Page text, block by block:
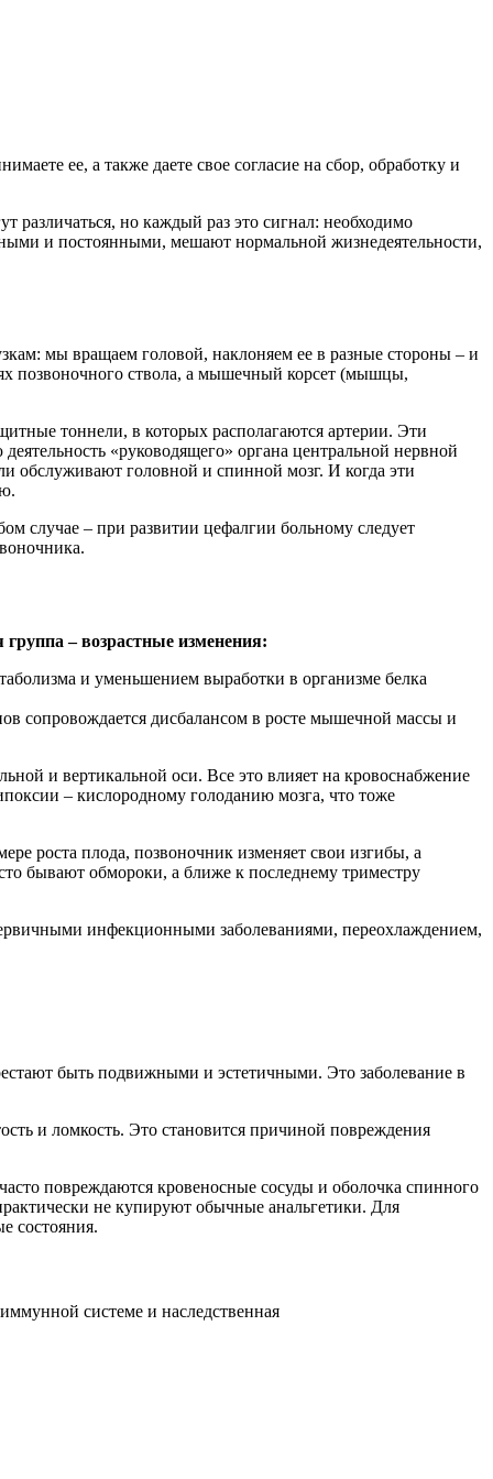
ее, а также даете свое согласие на сбор, обработку и
различаться, но каждый раз это сигнал: необходимо
и постоянными, мешают нормальной жизнедеятельности,
мы вращаем головой, наклоняем ее в разные стороны – и
позвоночного ствола, а мышечный корсет (мышцы,
тоннели, в которых располагаются артерии. Эти
«руководящего» органа центральной нервной
обслуживают головной и спинной мозг. И когда эти
случае – при развитии цефалгии больному следует
группа – возрастные изменения:
и уменьшением выработки в организме белка
сопровождается дисбалансом в росте мышечной массы и
и вертикальной оси. Все это влияет на кровоснабжение
– кислородному голоданию мозга, что тоже
роста плода, позвоночник изменяет свои изгибы, а
бывают обмороки, а ближе к последнему триместру
инфекционными заболеваниями, переохлаждением,
быть подвижными и эстетичными. Это заболевание в
и ломкость. Это становится причиной повреждения
повреждаются кровеносные сосуды и оболочка спинного
не купируют обычные анальгетики. Для
состояния.
системе и наследственная